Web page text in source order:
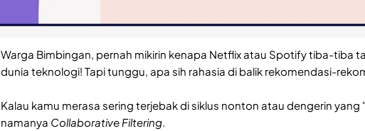
Warga Bimbingan, pernah mikirin kenapa Netflix atau Spotify tiba-tiba
dunia teknologi! Tapi tunggu, apa sih rahasia di balik rekomendasi-
Kalau kamu merasa sering terjebak di siklus nonton atau dengerin
namanya Collaborative Filtering.